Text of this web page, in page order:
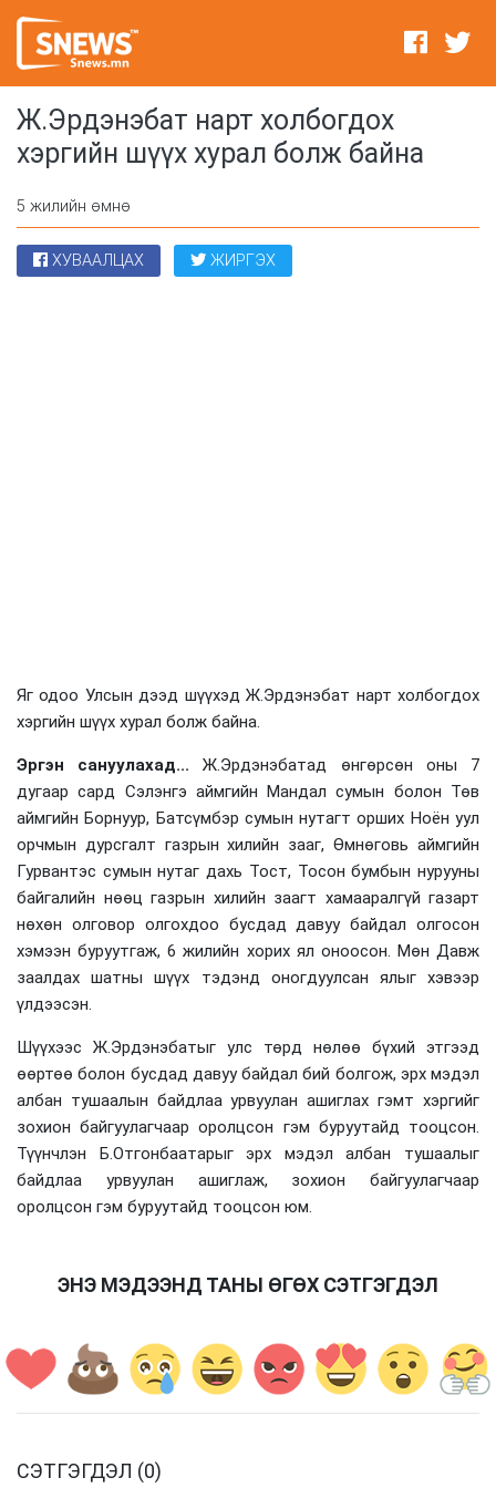
Ж.Эрдэнэбат нарт холбогдох
хэргийн шүүх хурал болж байна
5 жилийн өмнө
ХУВААЛЦАХ ЖИРГЭХ
Яг одоо Улсын дээд шүүхэд Ж.Эрдэнэбат нарт холбогдох
хэргийн шүүх хурал болж байна.
Эргэн сануулахад... Ж.Эрдэнэбатад өнгөрсөн оны 7
дугаар сард Сэлэнгэ аймгийн Мандал сумын болон Төв
аймгийн Борнуур, Батсүмбэр сумын нутагт орших Ноён уул
орчмын дурсгалт газрын хилийн зааг, Өмнөговь аймгийн
Гурвантэс сумын нутаг дахь Тост, Тосон бумбын нурууны
байгалийн нөөц газрын хилийн заагт хамааралгүй газарт
нөхөн олговор олгохдоо бусдад давуу байдал олгосон
хэмээн буруутгаж, 6 жилийн хорих ял оноосон. Мөн Давж
заалдах шатны шүүх тэдэнд оногдуулсан ялыг хэвээр
үлдээсэн.
Шүүхээс Ж.Эрдэнэбатыг улс төрд нөлөө бүхий этгээд
өөртөө болон бусдад давуу байдал бий болгож, эрх мэдэл
албан тушаалын байдлаа урвуулан ашиглах гэмт хэргийг
зохион байгуулагчаар оролцсон гэм буруутайд тооцсон.
Түүнчлэн Б.Отгонбаатарыг эрх мэдэл албан тушаалыг
байдлаа урвуулан ашиглаж, зохион байгуулагчаар
оролцсон гэм буруутайд тооцсон юм.
ЭНЭ МЭДЭЭНД ТАНЫ ӨГӨХ СЭТГЭГДЭЛ
СЭТГЭГДЭЛ (0)